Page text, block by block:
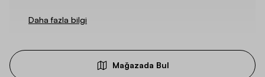
Daha fazla bilgi
Mağazada Bul